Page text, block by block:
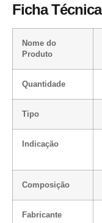
Ficha Técnica
Nome do
Produto
Quantidade
Tipo
Indicação
Composição
Fabricante